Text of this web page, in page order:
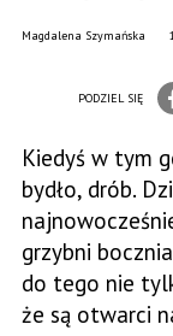
Magdalena Szymańska
PODZIEL SIĘ
Kiedyś w tym
bydło, drób.
grzybni
do tego nie
że są otwarci